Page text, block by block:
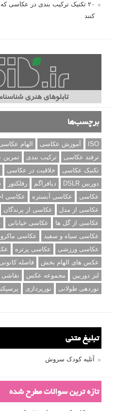
۲۰ تکنیک ترکیب بندی در
کنند
برچسب‌ها
ISO آموزش عکاسی الهام
ترفند عکاسی
ترکیب بندی
تکنیک عکاسی
خلاقیت در عکاسی
دوربین DSLR
دیافراگم رفلکتور
عکاسی
عکاسی آبستره
عکاسی
عکاسی از مدل
عکاسی از پرندگان
عکاسی از گل ها
عکاسی خیابانی
عکاسی سیاه و سفید
عکاسی ماکرو
عکاسی ورزشی
عکاسی پرتره
عکس های الهام بخش
فاصله کانونی
لنز دوربین
مجموعه عکس نقاشی
نوردهی طولانی
نورپردازی
تبلیغ متنی
آتلیه کودک سروش
تازه ترین سوالات مطرح شده